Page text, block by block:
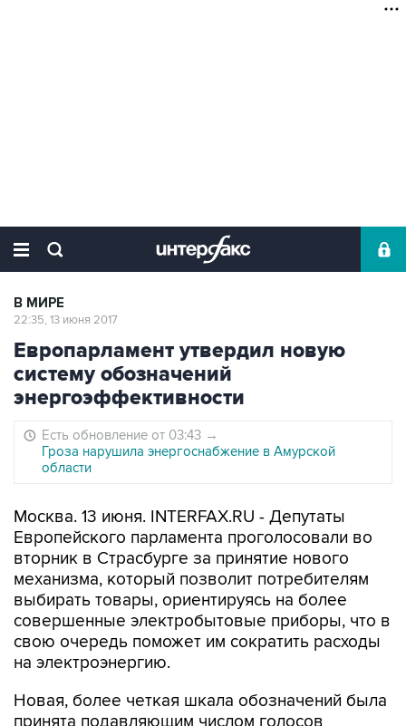
В МИРЕ
22:35, 13 июня 2017
Европарламент утвердил новую
систему обозначений
энергоэффективности
Есть обновление от 03:43 →
Гроза нарушила энергоснабжение в Амурской
области
Москва. 13 июня. INTERFAX.RU - Депутаты
Европейского парламента проголосовали во
вторник в Страсбурге за принятие нового
механизма, который позволит потребителям
выбирать товары, ориентируясь на более
совершенные электробытовые приборы, что в
свою очередь поможет им сократить расходы
на электроэнергию.
Новая, более четкая шкала обозначений была